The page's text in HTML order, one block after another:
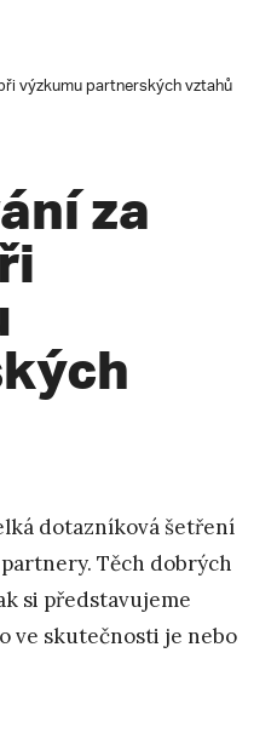
výzkumu partnerských vztahů
za
dotazníková šetření
Těch dobrých
si představujeme
ve skutečnosti je nebo